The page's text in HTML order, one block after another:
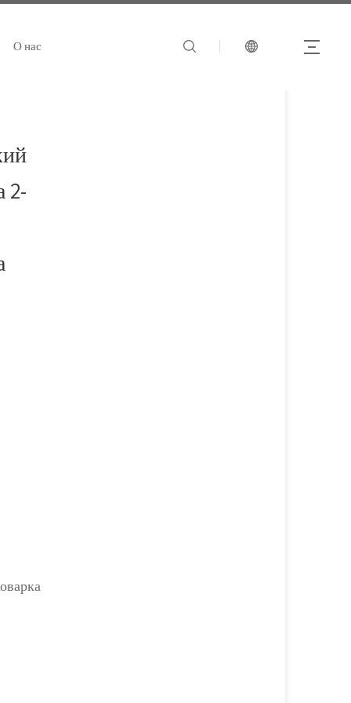
О нас
2-